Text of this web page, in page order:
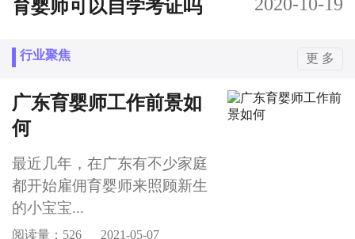
育婴师可以自学考证吗
行业聚焦 更 多
广东育婴师工作前景如
何
最近几年，在广东有不少家庭
都开始雇佣育婴师来照顾新生
的小宝宝...
阅读量：526 2021-05-07